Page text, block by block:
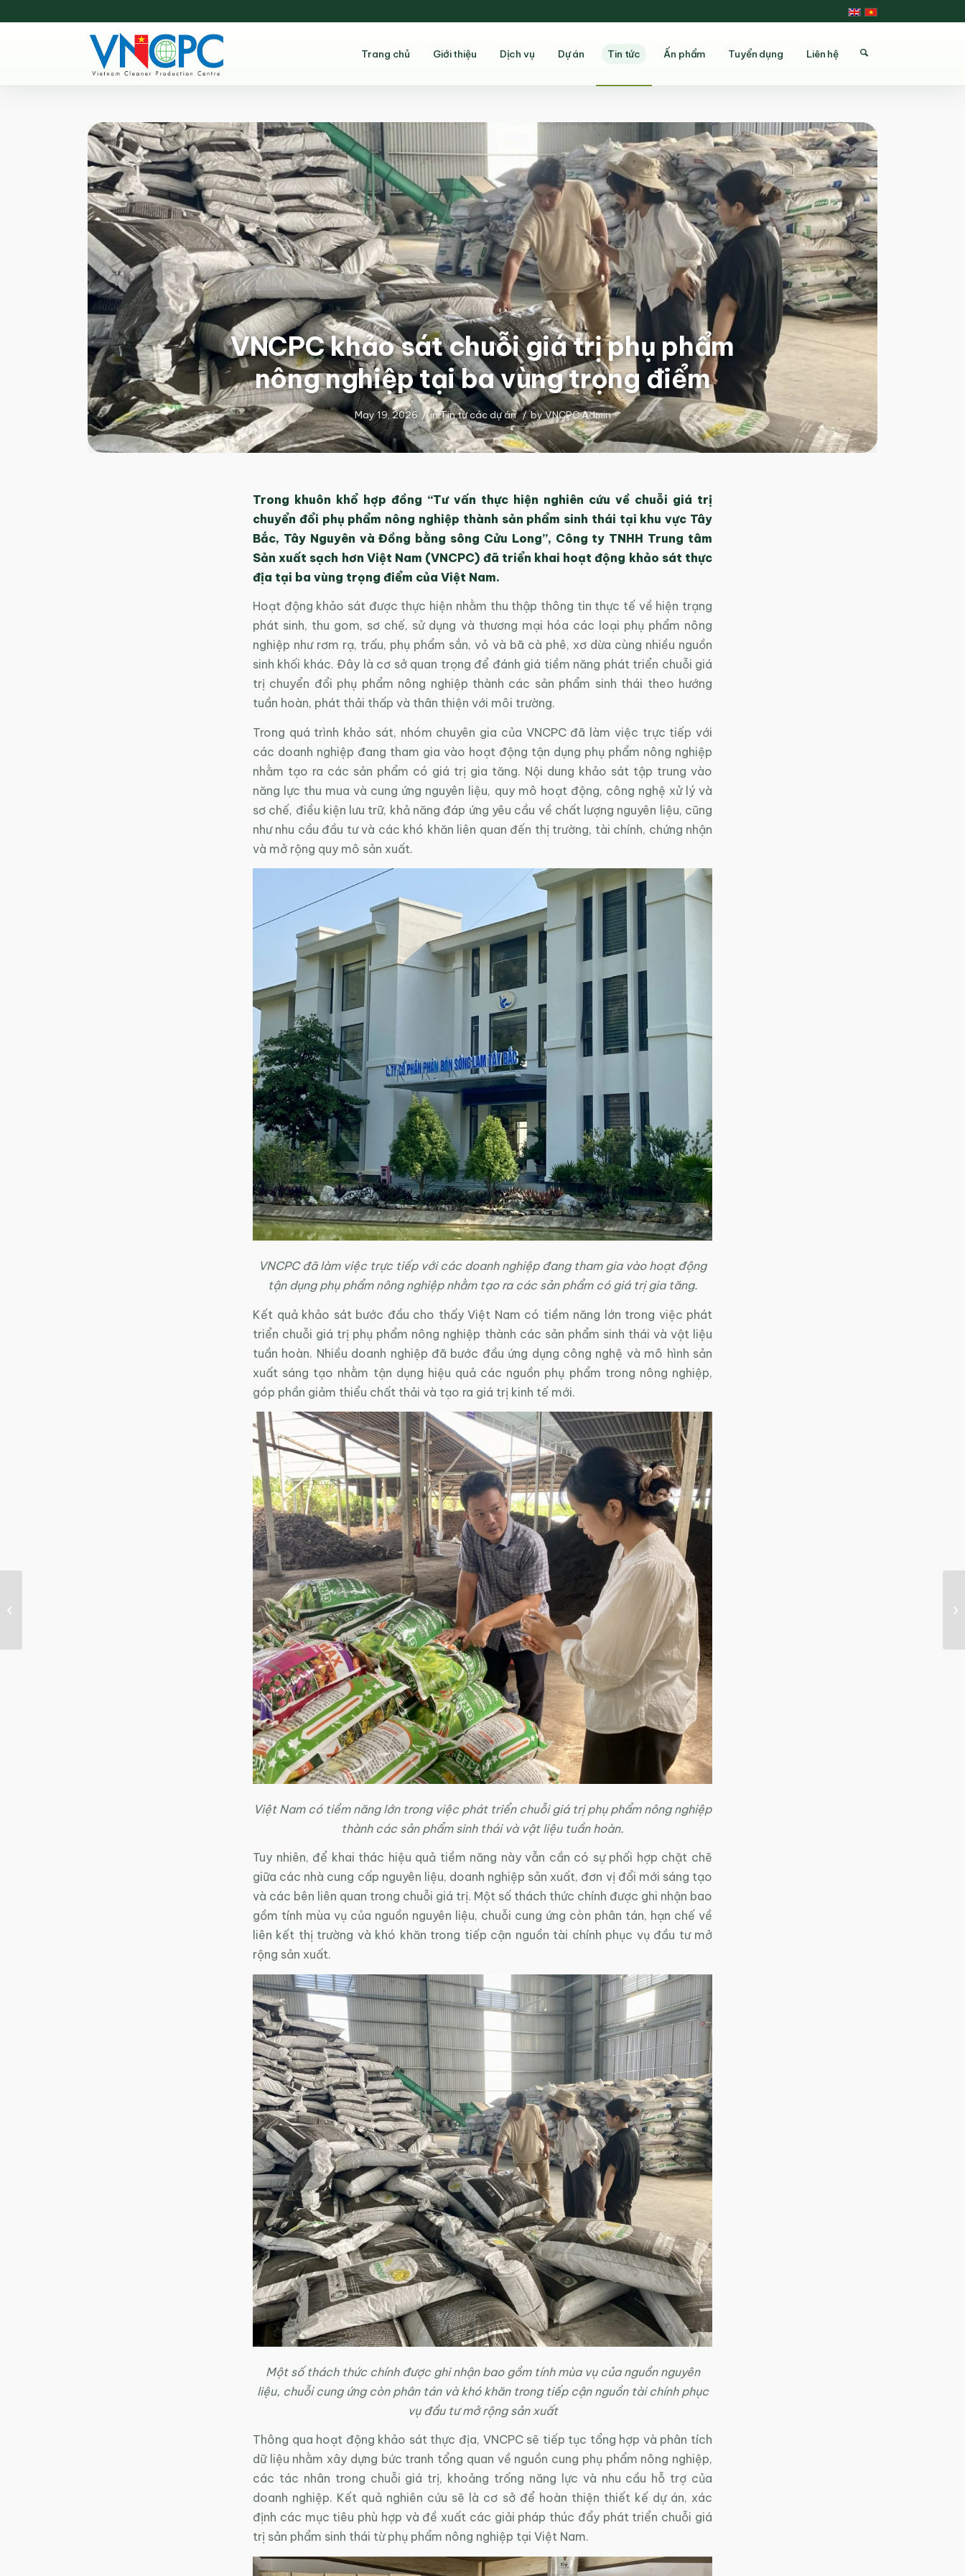
Trang chủ Giới thiệu Dịch vụ Dự án Tin tức Ấn phẩm Tuyển dụng Liên hệ
VNCPC khảo sát chuỗi giá trị phụ phẩm
nông nghiệp tại ba vùng trọng điểm
May 19, 2026 / inTin từ các dự án / byVNCPC Admin
Trong khuôn khổ hợp đồng “Tư vấn thực hiện nghiên cứu về chuỗi giá trị
chuyển đổi phụ phẩm nông nghiệp thành sản phẩm sinh thái tại khu vực Tây
Bắc, Tây Nguyên và Đồng bằng sông Cửu Long”, Công ty TNHH Trung tâm
Sản xuất sạch hơn Việt Nam (VNCPC) đã triển khai hoạt động khảo sát thực
địa tại ba vùng trọng điểm của Việt Nam.
Hoạt động khảo sát được thực hiện nhằm thu thập thông tin thực tế về hiện trạng
phát sinh, thu gom, sơ chế, sử dụng và thương mại hóa các loại phụ phẩm nông
nghiệp như rơm rạ, trấu, phụ phẩm sắn, vỏ và bã cà phê, xơ dừa cùng nhiều nguồn
sinh khối khác. Đây là cơ sở quan trọng để đánh giá tiềm năng phát triển chuỗi giá
trị chuyển đổi phụ phẩm nông nghiệp thành các sản phẩm sinh thái theo hướng
tuần hoàn, phát thải thấp và thân thiện với môi trường.
Trong quá trình khảo sát, nhóm chuyên gia của VNCPC đã làm việc trực tiếp với
các doanh nghiệp đang tham gia vào hoạt động tận dụng phụ phẩm nông nghiệp
nhằm tạo ra các sản phẩm có giá trị gia tăng. Nội dung khảo sát tập trung vào
năng lực thu mua và cung ứng nguyên liệu, quy mô hoạt động, công nghệ xử lý và
sơ chế, điều kiện lưu trữ, khả năng đáp ứng yêu cầu về chất lượng nguyên liệu, cũng
như nhu cầu đầu tư và các khó khăn liên quan đến thị trường, tài chính, chứng nhận
và mở rộng quy mô sản xuất.
VNCPC đã làm việc trực tiếp với các doanh nghiệp đang tham gia vào hoạt động
tận dụng phụ phẩm nông nghiệp nhằm tạo ra các sản phẩm có giá trị gia tăng.
Kết quả khảo sát bước đầu cho thấy Việt Nam có tiềm năng lớn trong việc phát
triển chuỗi giá trị phụ phẩm nông nghiệp thành các sản phẩm sinh thái và vật liệu
tuần hoàn. Nhiều doanh nghiệp đã bước đầu ứng dụng công nghệ và mô hình sản
xuất sáng tạo nhằm tận dụng hiệu quả các nguồn phụ phẩm trong nông nghiệp,
góp phần giảm thiểu chất thải và tạo ra giá trị kinh tế mới.
Việt Nam có tiềm năng lớn trong việc phát triển chuỗi giá trị phụ phẩm nông nghiệp
thành các sản phẩm sinh thái và vật liệu tuần hoàn.
Tuy nhiên, để khai thác hiệu quả tiềm năng này vẫn cần có sự phối hợp chặt chẽ
giữa các nhà cung cấp nguyên liệu, doanh nghiệp sản xuất, đơn vị đổi mới sáng tạo
và các bên liên quan trong chuỗi giá trị. Một số thách thức chính được ghi nhận bao
gồm tính mùa vụ của nguồn nguyên liệu, chuỗi cung ứng còn phân tán, hạn chế về
liên kết thị trường và khó khăn trong tiếp cận nguồn tài chính phục vụ đầu tư mở
rộng sản xuất.
Một số thách thức chính được ghi nhận bao gồm tính mùa vụ của nguồn nguyên
liệu, chuỗi cung ứng còn phân tán và khó khăn trong tiếp cận nguồn tài chính phục
vụ đầu tư mở rộng sản xuất
Thông qua hoạt động khảo sát thực địa, VNCPC sẽ tiếp tục tổng hợp và phân tích
dữ liệu nhằm xây dựng bức tranh tổng quan về nguồn cung phụ phẩm nông nghiệp,
các tác nhân trong chuỗi giá trị, khoảng trống năng lực và nhu cầu hỗ trợ của
doanh nghiệp. Kết quả nghiên cứu sẽ là cơ sở để hoàn thiện thiết kế dự án, xác
định các mục tiêu phù hợp và đề xuất các giải pháp thúc đẩy phát triển chuỗi giá
trị sản phẩm sinh thái từ phụ phẩm nông nghiệp tại Việt Nam.